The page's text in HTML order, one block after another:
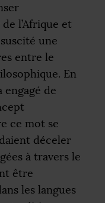
l’Afrique et
une
entre le
En
engagé de
ce mot se
déceler
à travers le
être
les langues